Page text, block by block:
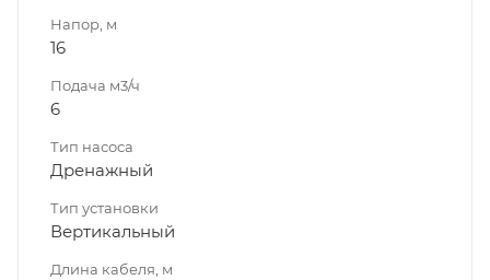
Напор, м
16
Подача м3/ч
6
Тип насоса
Дренажный
Тип установки
Вертикальный
Длина кабеля, м